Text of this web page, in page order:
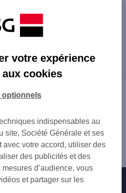
à proximité
53 BD FOCH
SEMBAT
REPUBLIQUE
LM GENNEVILLIERS
Nous contacter
votre expérience
aux cookies
indispensables au
site, Société Générale et ses
avec votre accord, utiliser des
des publicités et des
d’audience, vous
et partager sur les
optionnels